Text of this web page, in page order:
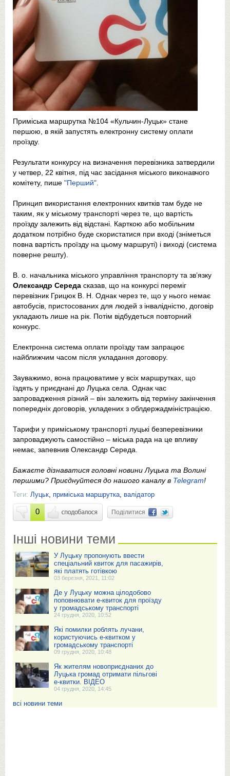
Приміська маршрутка №104 «Кульчин-Луцьк» стане
першою, в якій запустять електронну систему оплати
проїзду.
Результати конкурсу на визначення перевізника затвердили
у четвер, 22 квітня, під час засідання міського виконавчого
комітету, пише "Перший"
Принцип використання електронних квитків там буде не
таким, як у міському транспорті через те, що вартість
проїзду залежить від відстані. Карткою або мобільним
додатком потрібно буде скористатися при вході (зніметься
повна вартість проїзду на цьому маршруті) і виході (система
поверне решту).
В. о. начальника міського управління транспорту та зв’язку
Олександр Середа сказав, що на конкурсі переміг
перевізник Грицюк В. Н. Однак через те, що у нього немає
автобусів, пристосованих для людей з інвалідністю, договір
укладають лише на рік. Потім відбудеться повторний
конкурс.
Електронна система оплати проїзду там запрацює
найближчим часом після укладання договору.
Зауважимо, вона працюватиме у всіх маршрутках, що
їздять у приєднані до Луцька села. Однак час
запровадження різний – він залежить від терміну закінчення
попередніх договорів, укладених з облдержадміністрацією.
Тарифи у приміському транспорті луцькі безперевізники
запроваджують самостійно – міська рада на це впливу
немає, запевнив Олександр Середа.
Бажаєте дізнаватися головні новини Луцька та Волині
першими? Приєднуйтеся до нашого каналу в Telegram!
Теги: Луцьк, приміська маршрутка, валідатор
0 Поділитися
Інші новини теми
У Луцьку пропонують ввести
спеціальний квиток для пасажирів,
які платять готівкою
03 березня, 2021, 11:02
Де у Луцьку можна цілодобово
поповнювати е-квиток для проїзду
у громадському транспорті
24 грудня, 2020, 10:52
Які помилки роблять лучани,
користуючись е-квитком у
громадському транспорті
09 грудня, 2020, 10:48
Як жителям новоприєднаних до
Луцька громад отримати пільгові
е-квитки. ВІДЕО
04 грудня, 2020, 14:45
всі новини теми